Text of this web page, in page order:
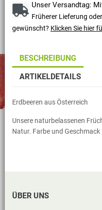
Unser Versandtag:
Früherer Lieferung
gewünscht? Klicken Sie hier
BESCHREIBUNG
ARTIKELDETAILS
Erdbeeren aus Österreich
Unsere naturbelassenen
Natur. Farbe und
ÜBER UNS